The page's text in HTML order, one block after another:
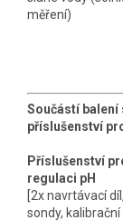
měření)
Součástí balení
příslušenství
Příslušenství
regulaci pH
[2x navrtávací
sondy,